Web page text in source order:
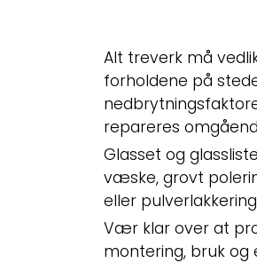
Alt treverk må
forholdene på
repareres
Glasset og
væske, grovt
eller
Vær klar over at
montering, bruk og